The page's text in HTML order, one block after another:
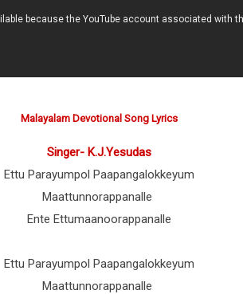
Malayalam Devotional Song Lyrics
Singer- K.J.Yesudas
Ettu Parayumpol Paapangalokkeyum
Maattunnorappanalle
Ente Ettumaanoorappanalle
Ettu Parayumpol Paapangalokkeyum
Maattunnorappanalle